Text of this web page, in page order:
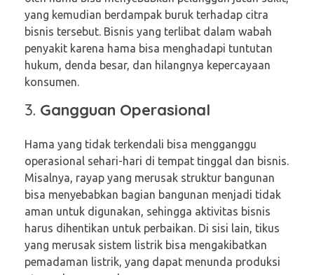
yang kemudian berdampak buruk terhadap citra
bisnis tersebut. Bisnis yang terlibat dalam wabah
penyakit karena hama bisa menghadapi tuntutan
hukum, denda besar, dan hilangnya kepercayaan
konsumen.
3. Gangguan Operasional
Hama yang tidak terkendali bisa mengganggu
operasional sehari-hari di tempat tinggal dan bisnis.
Misalnya, rayap yang merusak struktur bangunan
bisa menyebabkan bagian bangunan menjadi tidak
aman untuk digunakan, sehingga aktivitas bisnis
harus dihentikan untuk perbaikan. Di sisi lain, tikus
yang merusak sistem listrik bisa mengakibatkan
pemadaman listrik, yang dapat menunda produksi